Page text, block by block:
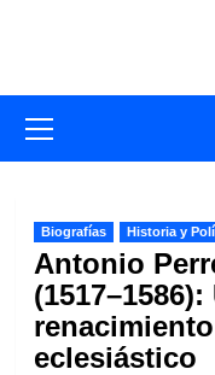
primario
Biografías Historia y
Antonio
eclesiástico